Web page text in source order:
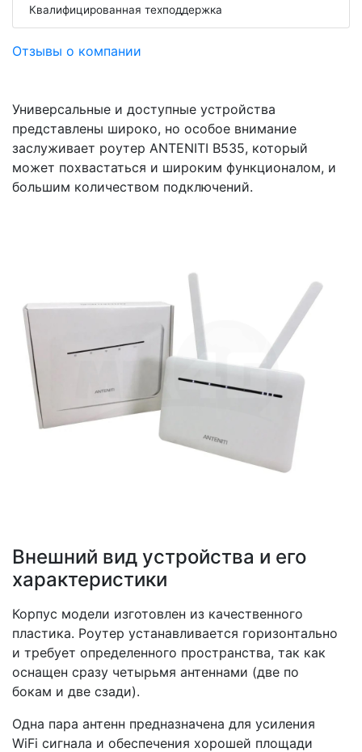
Квалифицированная техподдержка
Отзывы о компании
Универсальные и доступные устройства
представлены широко, но особое внимание
заслуживает роутер ANTENITI B535, который
может похвастаться и широким функционалом, и
большим количеством подключений.
Внешний вид устройства и его
характеристики
Корпус модели изготовлен из качественного
пластика. Роутер устанавливается горизонтально
и требует определенного пространства, так как
оснащен сразу четырьмя антеннами (две по
бокам и две сзади).
Одна пара антенн предназначена для усиления
WiFi сигнала и обеспечения хорошей площади